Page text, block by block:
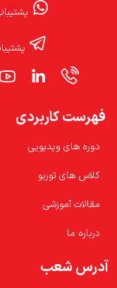
فهرست کاربردی
دوره های ویدیویی
کلاس های توربو
مقالات آموزشی
درباره ما
آدرس شعب